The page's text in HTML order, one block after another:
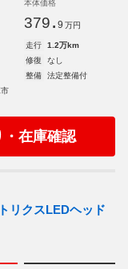
本体価格
379. 9 万円
走行
1.2万km
修復
なし
整備
法定整備付
・在庫確認
リクスLEDヘッド